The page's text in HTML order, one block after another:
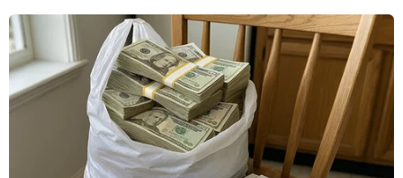
#Núi lửa Tonga #Sóng thần
#Phun trào núi lửa
#Địa chấn
#Lở đất Mỹ
Theo dõi VietnamPlus